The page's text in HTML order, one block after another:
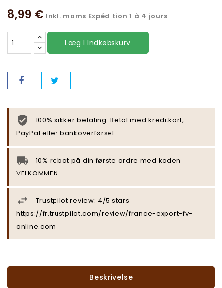
8,99 € Inkl. moms Expédition 1 à 4 jours
Læg I Indkøbskurv
100% sikker betaling: Betal med kreditkort,
PayPal eller bankoverførsel
10% rabat på din første ordre med koden
VELKOMMEN
Trustpilot review: 4/5 stars
https://fr.trustpilot.com/review/france-export-fv-
online.com
Beskrivelse